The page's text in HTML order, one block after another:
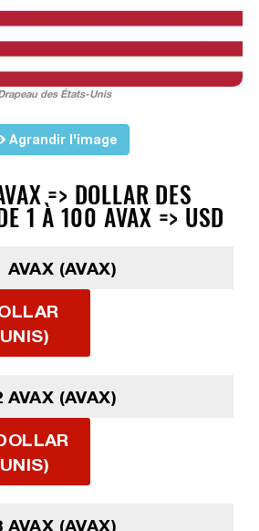
des États-Unis
Agrandir l'image
=> DOLLAR DES
1 À 100 AVAX => USD
AVAX (AVAX)
AVAX (AVAX)
AVAX (AVAX)